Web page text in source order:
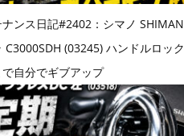
ナンス日記#2402：シマノ
C3000SDH (03245) ハンドルロッ
自分でギブアップ